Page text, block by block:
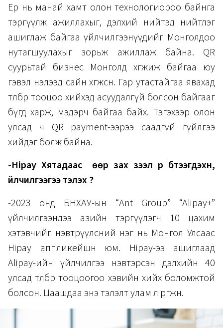
Ер нь манай хамт олон технологиороо байнга
тэргүүлж ажиллахыг, дэлхий нийтэд нийтлэг
ашиглаж байгаа үйлчилгээнүүдийг Монголдоо
нутагшуулахыг зорьж ажиллаж байна. QR
суурьтай бизнес Монголд хөгжиж байгаа юу
гэвэл нэлээд сайн хөгжсөн. Гар утастайгаа явахад
төлбөр тооцоо хийхэд асуудалгүй болсон байгааг
бүгд харж, мэдэрч байгаа байх. Тэгэхээр олон
улсад ч QR payment-ээрээ саадгүй гүйлгээ
хийдэг болж байна.
-Hipay Хятадаас өөр зах зээл рүү бүтээгдэхүүн,
үйлчилгээгээ тэлэх үү?
-2023 онд БНХАУ-ын “Ant Group” “Alipay+”
үйлчилгээндээ азийн тэргүүлэгч 10 цахим
хэтэвчийг нэвтрүүлсний нэг нь Монгол Улсаас
Hipay аппликейшн юм. Hipay-ээ ашиглаад
Alipay-ийн үйлчилгээ нэвтэрсэн дэлхийн 40
улсад төлбөр тооцоогоо хэвийн хийх боломжтой
болсон. Цаашдаа энэ тэлэлт улам л өргөжнө.